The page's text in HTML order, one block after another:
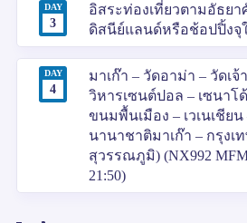
DAY
3
อิสระท่องเที่ยวตามอัธยา
ดิสนีย์แลนด์หรือช้อปปิ้งจุ
DAY
4
มาเก๊า – วัดอาม่า – วัดเ
วิหารเซนต์ปอล – เซนาโ
ขนมพื้นเมือง – เวเนเชีย
นานาชาติมาเก๊า – กรุงเ
สุวรรณภูมิ) (NX992
21:50)